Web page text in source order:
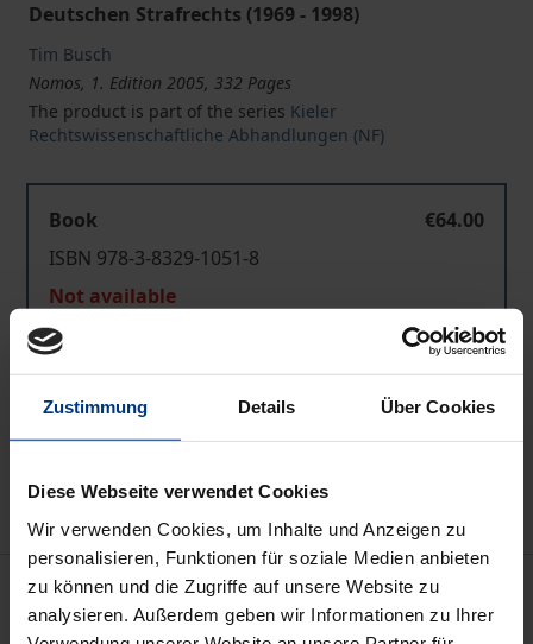
Zustimmung Details Über Cookies
Diese Webseite verwendet Cookies
Wir verwenden Cookies, um Inhalte und Anzeigen zu
personalisieren, Funktionen für soziale Medien anbieten
zu können und die Zugriffe auf unsere Website zu
analysieren. Außerdem geben wir Informationen zu Ihrer
Deutschen Strafrechts (1969 - 1998)
Tim Busch
Nomos, 1. Edition 2005, 332 Pages
The product is part of the series Kieler
Rechtswissenschaftliche Abhandlungen (NF)
Book
€64.00
ISBN 978-3-8329-1051-8
Not available
Add to Cart
Add to Wish List
Description